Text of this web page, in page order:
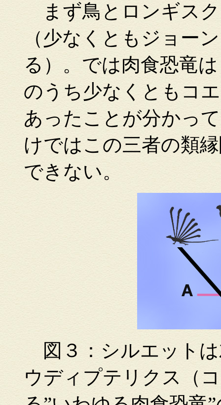
まず鳥とロンギス
（少なくともジョー
る）。では肉食恐竜
のうち少なくともコ
あったことが分かっ
けではこの三者の類
できない。
図３：シルエット
ウディプテリクス（